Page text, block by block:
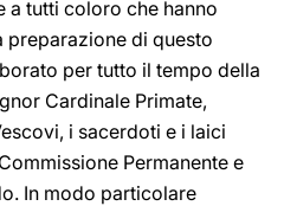
a tutti coloro che hanno
di questo
per tutto il tempo della
Cardinale Primate,
i sacerdoti e i laici
Permanente e
In modo particolare